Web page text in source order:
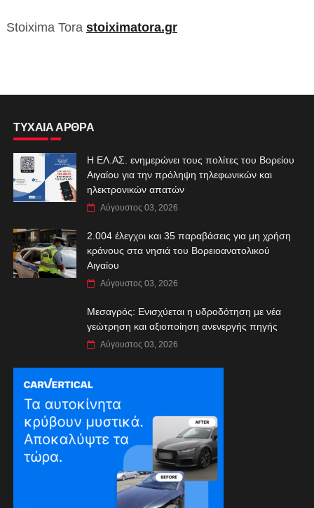
Stoixima Tora stoiximatora.gr
ΤΥΧΑΙΑ ΑΡΘΡΑ
Η ΕΛ.ΑΣ. ενημερώνει τους πολίτες του Βορείου
Αιγαίου για την πρόληψη τηλεφωνικών και
ηλεκτρονικών απατών
Αύγουστος 03, 2026
2.004 έλεγχοι και 35 παραβάσεις για μη χρήση
κράνους στα νησιά του Βορειοανατολικού
Αιγαίου
Αύγουστος 03, 2026
Μεσαγρός: Ενισχύεται η υδροδότηση με νέα
γεώτρηση και αξιοποίηση ανενεργής πηγής
Αύγουστος 03, 2026